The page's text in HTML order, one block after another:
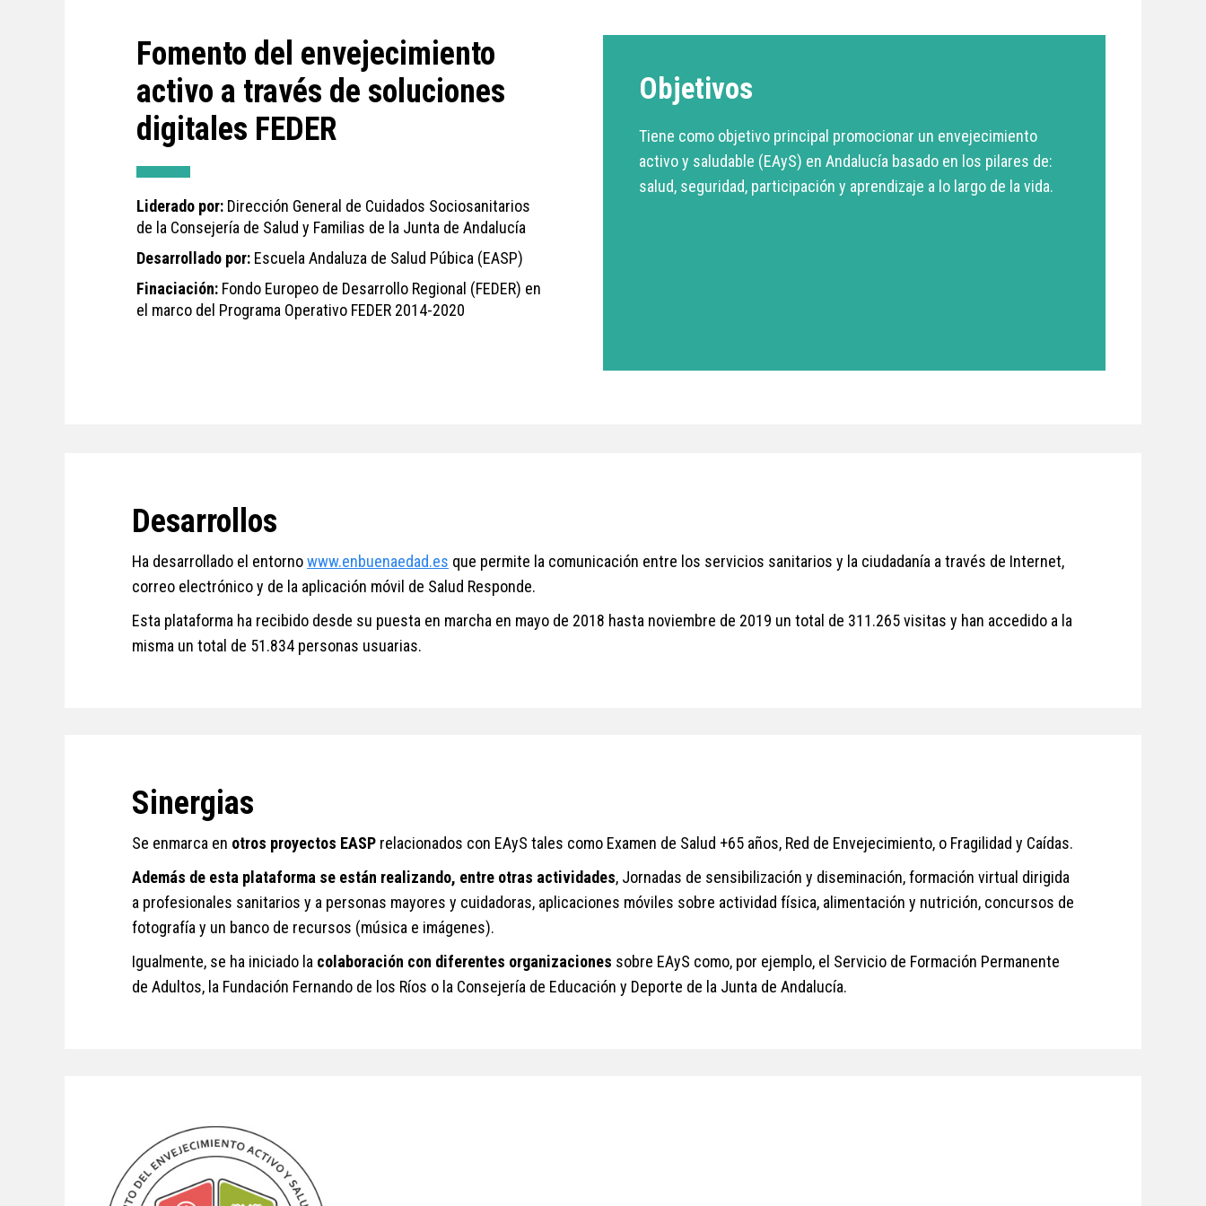
Fomento del envejecimiento
activo a través de soluciones
digitales FEDER
Liderado por: Dirección General de Cuidados Sociosanitarios
de la Consejería de Salud y Familias de la Junta de Andalucía
Desarrollado por: Escuela Andaluza de Salud Púbica (EASP)
Finaciación: Fondo Europeo de Desarrollo Regional (FEDER) en
el marco del Programa Operativo FEDER 2014-2020
Objetivos
Tiene como objetivo principal promocionar un envejecimiento
activo y saludable (EAyS) en Andalucía basado en los pilares de:
salud, seguridad, participación y aprendizaje a lo largo de la vida.
Desarrollos
Ha desarrollado el entornowww.enbuenaedad.es que permite la comunicación entre los servicios sanitarios y la ciudadanía a través de Internet,
correo electrónico y de la aplicación móvil de Salud Responde.
Esta plataforma ha recibido desde su puesta en marcha en mayo de 2018 hasta noviembre de 2019 un total de 311.265 visitas y han accedido a la
misma un total de 51.834 personas usuarias.
Sinergias
Se enmarca en otros proyectos EASP relacionados con EAyS tales como Examen de Salud +65 años, Red de Envejecimiento, o Fragilidad y Caídas.
Además de esta plataforma se están realizando, entre otras actividades, Jornadas de sensibilización y diseminación, formación virtual dirigida
a profesionales sanitarios y a personas mayores y cuidadoras, aplicaciones móviles sobre actividad física, alimentación y nutrición, concursos de
fotografía y un banco de recursos (música e imágenes).
Igualmente, se ha iniciado la colaboración con diferentes organizaciones sobre EAyS como, por ejemplo, el Servicio de Formación Permanente
de Adultos, la Fundación Fernando de los Ríos o la Consejería de Educación y Deporte de la Junta de Andalucía.